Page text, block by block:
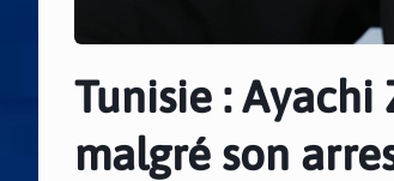
Tunisie :
malgré son